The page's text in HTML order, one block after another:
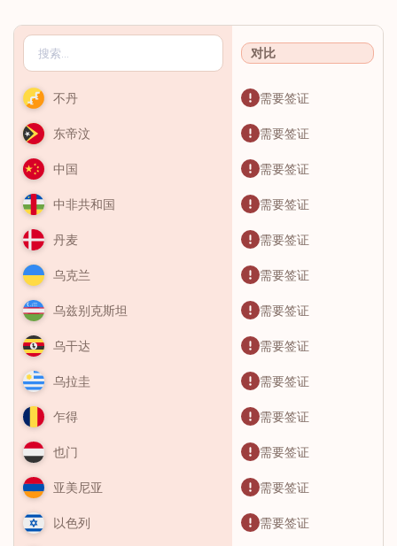
对比
不丹 需要签证
东帝汶 需要签证
中国 需要签证
中非共和国 需要签证
丹麦 需要签证
乌克兰 需要签证
乌兹别克斯坦 需要签证
乌干达 需要签证
乌拉圭 需要签证
乍得 需要签证
也门 需要签证
亚美尼亚 需要签证
以色列 需要签证